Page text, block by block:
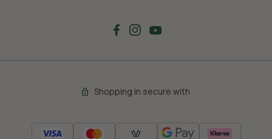
Shopping in secure with